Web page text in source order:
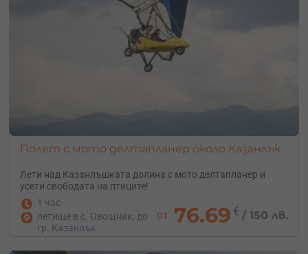
Полет с мото делтапланер около Казанлък
Лети над Казанлъшката долина с мото делтапланер и
усети свободата на птиците!
1 час
летище в с. Овощник, до
гр. Казанлък
от 76.69 € /150 лв.